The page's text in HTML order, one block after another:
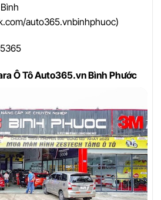
auto365.vnbinhphuoc)
Ô Tô Auto365.vn Bình Phước